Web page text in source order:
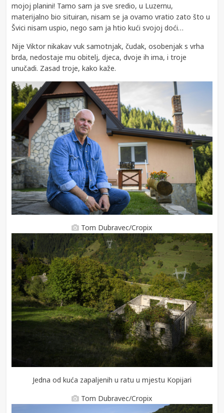
mojoj planini! Tamo sam ja sve sredio, u Luzernu,
materijalno bio situiran, nisam se ja ovamo vratio zato što u
Švici nisam uspio, nego sam ja htio kući svojoj doći…
Nije Viktor nikakav vuk samotnjak, čudak, osobenjak s vrha
brda, nedostaje mu obitelj, djeca, dvoje ih ima, i troje
unučadi. Zasad troje, kako kaže.
Tom Dubravec/Cropix
Jedna od kuća zapaljenih u ratu u mjestu Kopijari
Tom Dubravec/Cropix